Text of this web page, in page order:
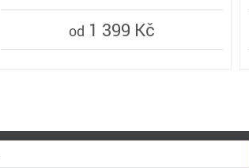
od 1 399 Kč